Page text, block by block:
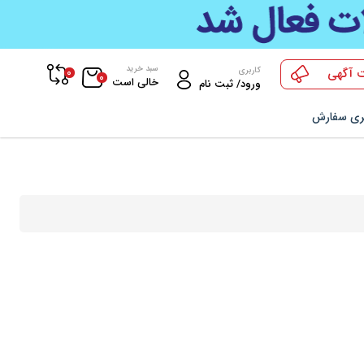
آگهی کاربری
ورود/ ثبت نام
سبد خرید
خالی است 0
0
سفارش